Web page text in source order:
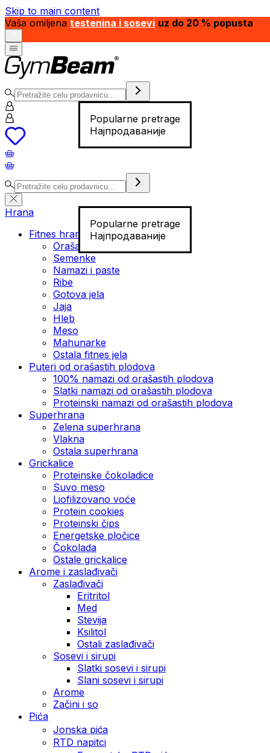
Skip to main content
Vaša omiljena testenina i sosevi uz do 20 % popusta
Popularne pretrage
Најпродаваније
Popularne pretrage
Најпродаваније
Hrana
Fitnes hrana
Orašasti plodovi
Semenke
Namazi i paste
Ribe
Gotova jela
Јаја
Hleb
Meso
Mahunarke
Ostala fitnes jela
Puteri od orašastih plodova
100% namazi od orašastih plodova
Slatki namazi od orašastih plodova
Proteinski namazi od orašastih plodova
Superhrana
Zelena superhrana
Vlakna
Ostala superhrana
Grickalice
Proteinske čokoladice
Suvo meso
Liofilizovano voće
Protein cookies
Proteinski čips
Energetske pločice
Čokolada
Ostale grickalice
Arome i zaslađivači
Zaslađivači
Eritritol
Med
Stevija
Ksilitol
Ostali zaslađivači
Sosevi i sirupi
Slatki sosevi i sirupi
Slani sosevi i sirupi
Arome
Začini i so
Pića
Jonska pića
RTD napitci